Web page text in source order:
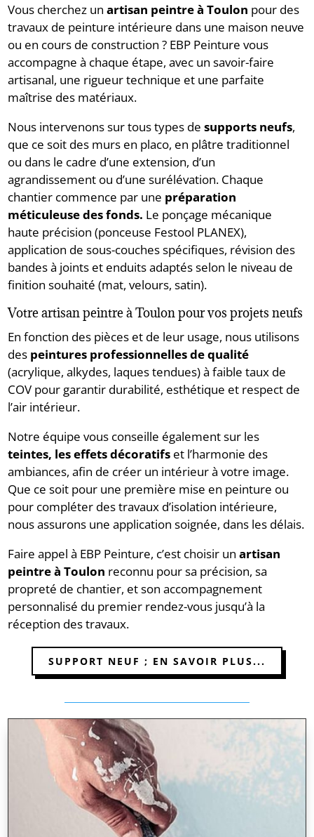
Vous cherchez unartisan peintre à Toulon pour des
travaux de peinture intérieure dans une maison neuve
ou en cours de construction ? EBP Peinture vous
accompagne à chaque étape, avec un savoir-faire
artisanal, une rigueur technique et une parfaite
maîtrise des matériaux.
Nous intervenons sur tous types desupports neufs,
que ce soit des murs en placo, en plâtre traditionnel
ou dans le cadre d’une extension, d’un
agrandissement ou d’une surélévation. Chaque
chantier commence par une préparation
méticuleuse des fonds. Le ponçage mécanique
haute précision (ponceuse Festool PLANEX),
application de sous-couches spécifiques, révision des
bandes à joints et enduits adaptés selon le niveau de
finition souhaité (mat, velours, satin).
Votre artisan peintre à Toulon pour vos projets neufs
En fonction des pièces et de leur usage, nous utilisons
des peintures professionnelles de qualité
(acrylique, alkydes, laques tendues) à faible taux de
COV pour garantir durabilité, esthétique et respect de
l’air intérieur.
Notre équipe vous conseille également sur les
teintes, les effets décoratifs et l’harmonie des
ambiances, afin de créer un intérieur à votre image.
Que ce soit pour une première mise en peinture ou
pour compléter des travaux d’isolation intérieure,
nous assurons une application soignée, dans les délais.
Faire appel à EBP Peinture, c’est choisir unartisan
peintre à Toulon reconnu pour sa précision, sa
propreté de chantier, et son accompagnement
personnalisé du premier rendez-vous jusqu’à la
réception des travaux.
SUPPORT NEUF ; EN SAVOIR PLUS...